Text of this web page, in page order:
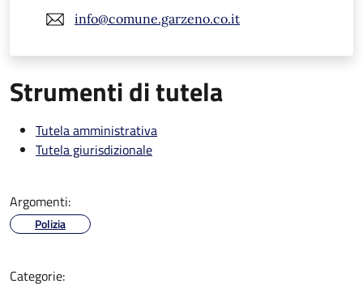
info@comune.garzeno.co.it
Strumenti di tutela
Tutela amministrativa
Tutela giurisdizionale
Argomenti:
Polizia
Categorie: